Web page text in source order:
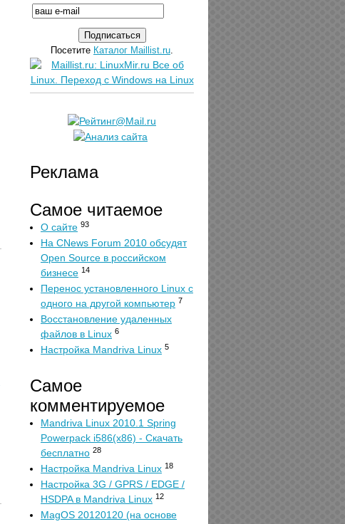
Посетите Каталог Maillist.ru.
Реклама
Самое читаемое
О сайте 93
На CNews Forum 2010 обсудят
Open Source в российском
бизнесе 14
Перенос установленного Linux с
одного на другой компьютер 7
Восстановление удаленных
файлов в Linux 6
Настройка Mandriva Linux 5
Самое
комментируемое
Mandriva Linux 2010.1 Spring
Powerpack i586(x86) - Скачать
бесплатно 28
Настройка Mandriva Linux 18
Настройка 3G / GPRS / EDGE /
HSDPA в Mandriva Linux 12
MagOS 20120120 (на основе